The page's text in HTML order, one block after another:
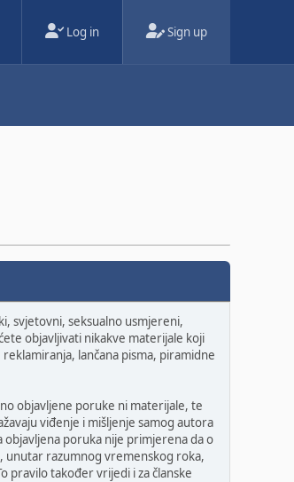
Log in Sign up
svjetovni, seksualno usmjereni,
objavljivati nikakve materijale koji
lančana pisma, piramidne
objavljene poruke ni materijale, te
viđenje i mišljenje samog autora
objavljena poruka nije primjerena da o
unutar razumnog vremenskog roka,
pravilo također vrijedi i za članske